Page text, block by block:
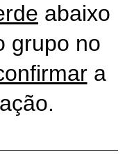
abaixo
grupo no
a